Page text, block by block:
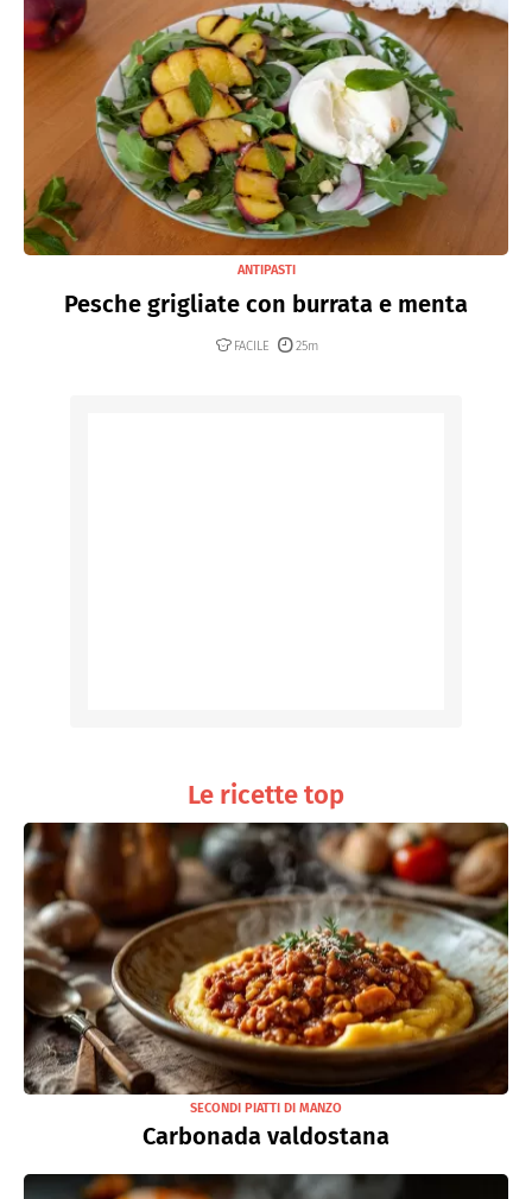
ANTIPASTI
Pesche grigliate con burrata e menta
FACILE 25m
Le ricette top
SECONDI PIATTI DI MANZO
Carbonada valdostana